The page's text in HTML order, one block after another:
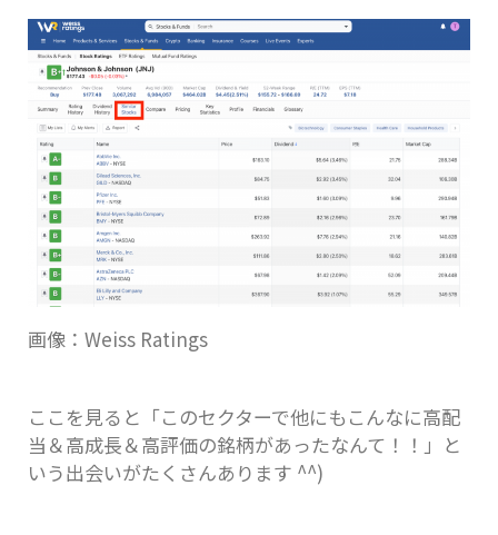
画像：Weiss Ratings
ここを見ると「このセクターで他にもこんなに高配
当＆高成長＆高評価の銘柄があったなんて！！」と
いう出会いがたくさんあります ^^)